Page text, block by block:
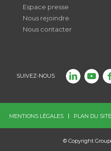
Espace presse
Nous rejoindre
Nous contacter
SUIVEZ-NOUS
MENTIONS LÉGALES PLAN DU SITE
© Copyright